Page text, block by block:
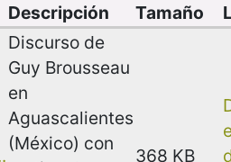
Descripción Tamaño
Discurso de
Guy Brousseau
en
Aguascalientes
(México) con
368 KB